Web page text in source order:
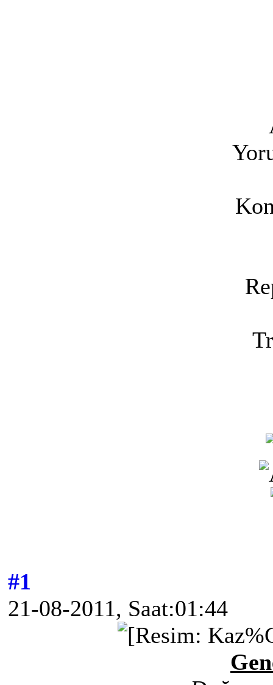
#1
21-08-2011, Saat:01:44